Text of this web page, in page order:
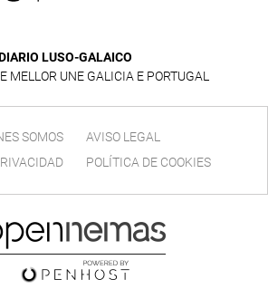
LUSO-GALAICO
MELLOR UNE GALICIA E PORTUGAL
SOMOS
AVISO LEGAL
POLÍTICA DE COOKIES